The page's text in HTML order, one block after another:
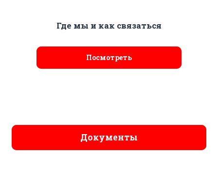
Где мы и как связаться
Посмотреть
Документы